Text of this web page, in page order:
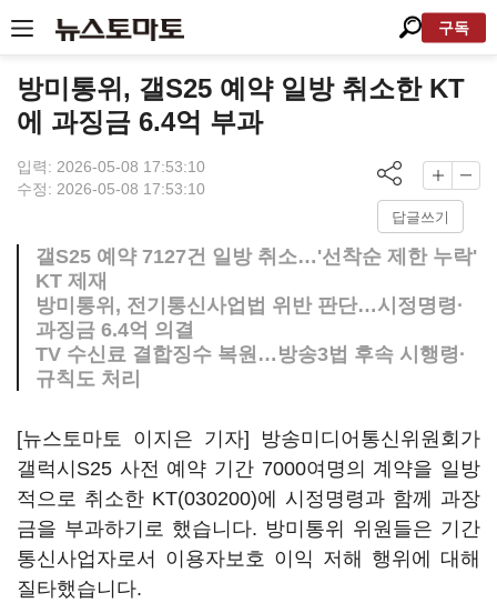
구독
방미통위, 갤S25 예약 일방 취소한 KT
에 과징금 6.4억 부과
입력: 2026-05-08 17:53:10
수정: 2026-05-08 17:53:10
답글쓰기
갤S25 예약 7127건 일방 취소…'선착순 제한 누락'
KT 제재
방미통위, 전기통신사업법 위반 판단…시정명령·
과징금 6.4억 의결
TV 수신료 결합징수 복원…방송3법 후속 시행령·
규칙도 처리
[뉴스토마토 이지은 기자] 방송미디어통신위원회가
갤럭시S25 사전 예약 기간 7000여명의 계약을 일방
적으로 취소한 KT(030200)에 시정명령과 함께 과장
금을 부과하기로 했습니다. 방미통위 위원들은 기간
통신사업자로서 이용자보호 이익 저해 행위에 대해
질타했습니다.